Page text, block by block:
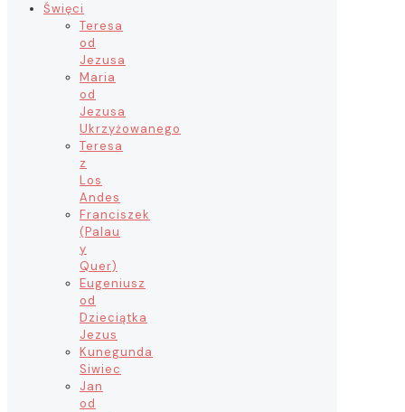
Święci
Teresa
od
Jezusa
Maria
od
Jezusa
Ukrzyżowanego
Teresa
z
Los
Andes
Franciszek
(Palau
y
Quer)
Eugeniusz
od
Dzieciątka
Jezus
Kunegunda
Siwiec
Jan
od